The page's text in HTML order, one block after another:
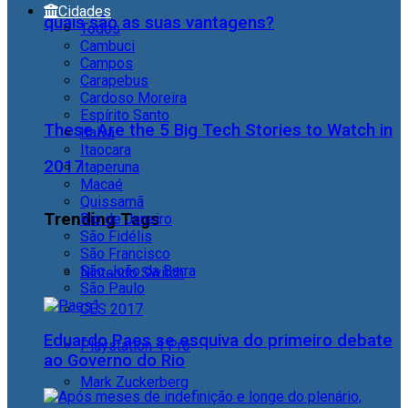
quais são as suas vantagens?
These Are the 5 Big Tech Stories to Watch in
2017
Trending Tags
Nintendo Switch
CES 2017
Playstation 4 Pro
Mark Zuckerberg
Cidades
Todos
Cambuci
Campos
Carapebus
Cardoso Moreira
Espírito Santo
Italva
Itaocara
Itaperuna
Macaé
Quissamã
Rio de Janeiro
São Fidélis
São Francisco
São João da Barra
São Paulo
Eduardo Paes se esquiva do primeiro debate
ao Governo do Rio